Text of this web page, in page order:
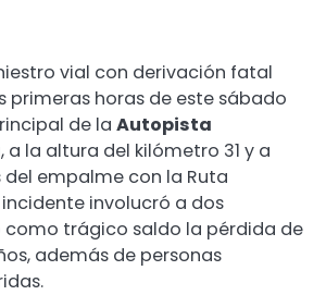
vial con derivación fatal
primeras horas de este sábado
de la Autopista
, a la altura del kilómetro 31 y a
empalme con la Ruta
incidente involucró a dos
como trágico saldo la pérdida de
además de personas